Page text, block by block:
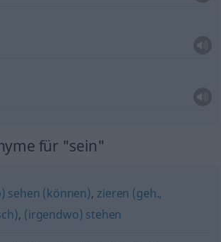
für "sein"
sehen (können), zieren (geh.,
, (irgendwo) stehen